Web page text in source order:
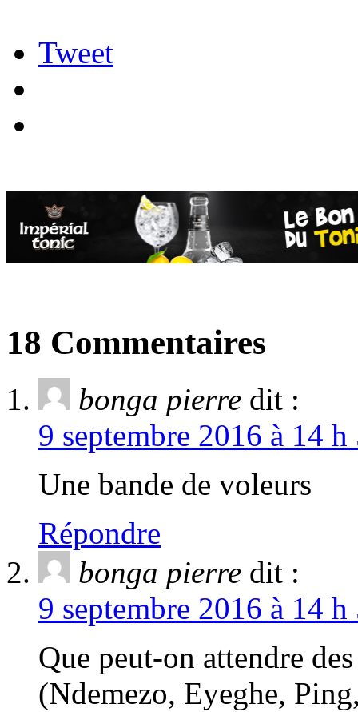
Tweet
18 Commentaires
bonga pierre dit :
9 septembre 2016 à 14
Une bande de voleurs
Répondre
bonga pierre dit :
9 septembre 2016 à 14
Que peut-on attendre
(Ndemezo, Eyeghe,